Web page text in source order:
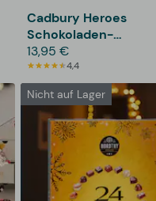
Cadbury Heroes
Schokoladen-
Adventskalender
13,95 €
4,4
Nicht auf Lager